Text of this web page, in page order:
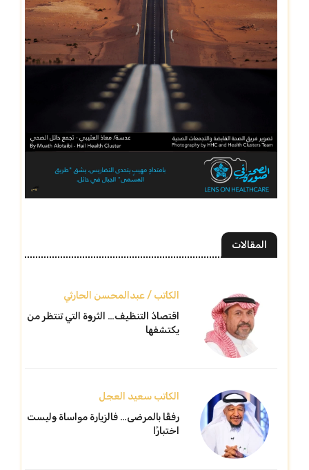
المقالات
الكاتب / عبدالمحسن الحارثي
اقتصادُ التنظيف… الثروة التي تنتظر من
يكتشفها
الكاتب سعيد العجل
رفقًا بالمرضى… فالزيارة مواساة وليست
اختبارًا